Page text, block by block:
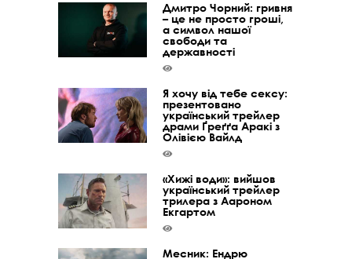
Дмитро Чорний: гривня
– це не просто гроші,
а символ нашої
свободи та
державності
Я хочу від тебе сексу:
презентовано
український трейлер
драми Ґреґґа Аракі з
Олівією Вайлд
«Хижі води»: вийшов
український трейлер
трилера з Аароном
Екгартом
Месник: Ендрю